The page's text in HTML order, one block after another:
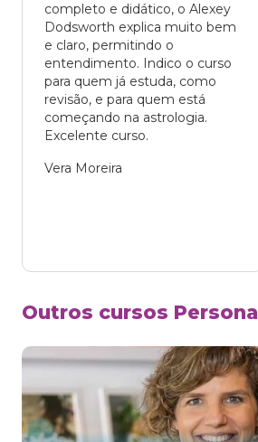
completo e didático, o Alexey
Dodsworth explica muito bem
e claro, permitindo o
entendimento. Indico o curso
para quem já estuda, como
revisão, e para quem está
começando na astrologia.
Excelente curso.
Vera Moreira
Outros cursos